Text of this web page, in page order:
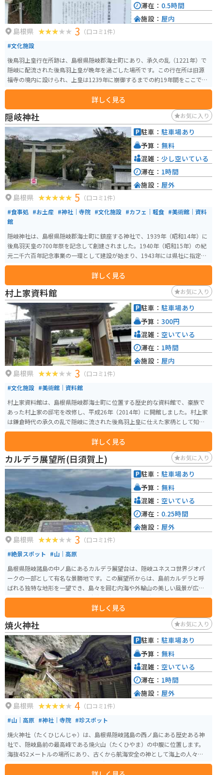
島根県 3 （口コミ1件）
#文化施設
後鳥羽上皇行在所跡は、島根県隠岐郡海士町にあり、承久の乱（1221年）で
隠岐に配流された後鳥羽上皇が晩年を過ごした場所です。この行在所は旧源
福寺の境内に設けられ、上皇は1239年に崩御するまでの約19年間をここで過
ごしました。 上皇は配流中、和歌や念仏に心を寄せ、数々の歌を詠んで心の
支えとしました。行在所跡には、上皇が詠んだ和歌にちなんだ「勝田池」や
礎石が残されており、当時の面影を偲ぶことができます。静寂な環境に包ま
れたこの場所は、歴史と上皇の生涯を感じさせる貴重な史跡です。
詳しく見る
滞在： 0.5時間
施設： 屋内
隠岐神社 お気に入り
島根県 5 （口コミ1件）
#食事処 #お土産 #神社｜寺院 #文化施設 #カフェ｜軽食 #美術館｜資料
館
隠岐神社は、島根県隠岐郡海士町に鎮座する神社で、1939年（昭和14年）に
後鳥羽天皇の700年祭を記念して創建されました。1940年（昭和15年）の紀
元二千六百年記念事業の一環として建設が始まり、1943年には県社に指定さ
れています。 後鳥羽天皇を主祭神としており、学業成就や芸術の神としても
信仰されています。隠岐造りと呼ばれる独自の建築様式の社殿が特徴で、約5.
6万平方メートルの広大な境内には桜並木があり、春には美しい花が咲き誇り
ます。毎年4月14日と10月14日に例大祭が行われ、多くの参拝者が訪れる隠
岐の代表的な神社です。
詳しく見る
駐車： 駐車場あり
予算： 無料
混雑： 少し空いている
滞在： 1時間
施設： 屋外
村上家資料館 お気に入り
島根県 3 （口コミ1件）
#文化施設 #美術館｜資料館
村上家資料館は、島根県隠岐郡海士町に位置する歴史的な資料館で、豪族で
あった村上家の邸宅を改修し、平成26年（2014年）に開館しました。村上家
は鎌倉時代の承久の乱で隠岐に流された後鳥羽上皇に仕えた家柄として知ら
れ、館内には中世から江戸時代後期にかけての貴重な古文書が展示されてい
る展示が行われています。3月から11月の間、9時から17時まで開館し、菱浦
港からバスで15分の場所に位置しています。
詳しく見る
駐車： 駐車場あり
予算： 300円
混雑： 空いている
滞在： 1時間
施設： 屋内
カルデラ展望所(日須賀上) お気に入り
島根県 3 （口コミ1件）
#絶景スポット #山｜高原
島根県隠岐諸島の中ノ島にあるカルデラ展望台は、隠岐ユネスコ世界ジオパ
ークの一部として有名な景勝地です。この展望所からは、島前カルデラと呼
ばれる独特な地形を一望でき、島々を囲む内海や外輪山の美しい風景が広が
ります。 天候が良い日には、日本海の広がりと周辺の島々を一望でき、絶景
が楽しめます。また、周辺には風力発電所が点在しており、自然と共生する
地域の姿も見られます。アクセスも良く、展望所からは隠岐の豊かな自然を
満喫できるため、多くの観光客に人気のスポットです。
詳しく見る
駐車： 駐車場あり
予算： 無料
混雑： 空いている
滞在： 0.25時間
施設： 屋外
焼火神社 お気に入り
島根県 4 （口コミ1件）
#山｜高原 #神社｜寺院 #珍スポット
焼火神社（たくひじんじゃ）は、島根県隠岐諸島の西ノ島にある歴史ある神
社で、隠岐島前の最高峰である焼火山（たくひやま）の中腹に位置します。
海抜452メートルの場所にあり、古くから航海安全の神として海上の人々に信
仰されています。創建は一条天皇の時代（1000年頃）とされ、もとは「焼火
駐車： 駐車場あり
予算： 無料
混雑： 空いている
滞在： 1時間
施設： 屋外